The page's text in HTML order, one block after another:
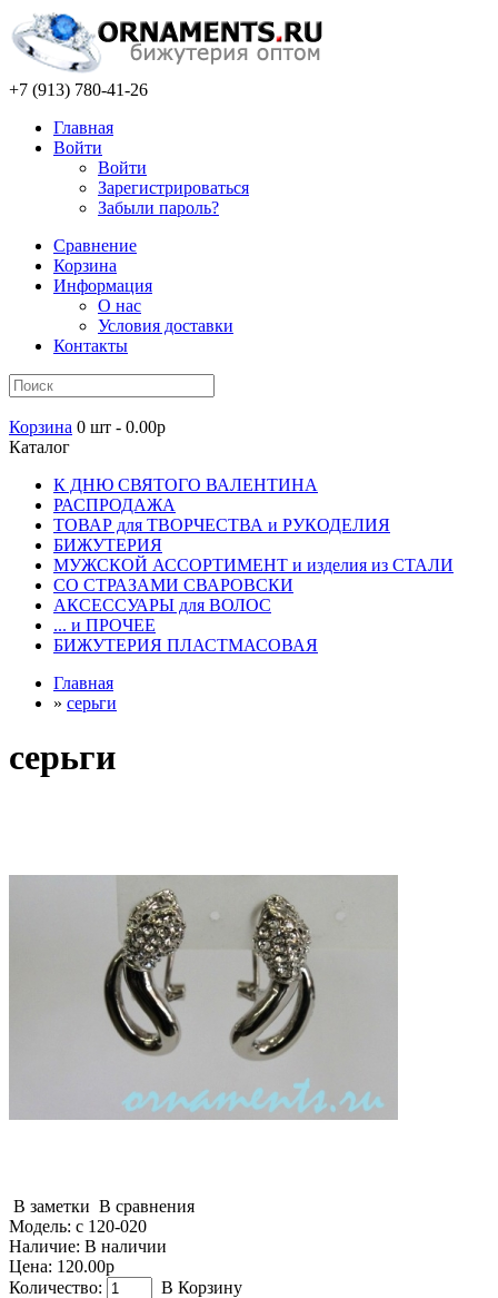
+7 (913) 780-41-26
Главная
Войти
Войти
Зарегистрироваться
Забыли пароль?
Сравнение
Корзина
Информация
О нас
Условия доставки
Контакты
Корзина 0 шт - 0.00р
Каталог
К ДНЮ СВЯТОГО ВАЛЕНТИНА
РАСПРОДАЖА
ТОВАР для ТВОРЧЕСТВА и РУКОДЕЛИЯ
БИЖУТЕРИЯ
МУЖСКОЙ АССОРТИМЕНТ и изделия из СТАЛИ
СО СТРАЗАМИ СВАРОВСКИ
АКСЕССУАРЫ для ВОЛОС
... и ПРОЧЕЕ
БИЖУТЕРИЯ ПЛАСТМАСОВАЯ
Главная
» серьги
серьги
В заметки В сравнения
Модель: с 120-020
Наличие: В наличии
Цена: 120.00р
Количество:
В Корзину